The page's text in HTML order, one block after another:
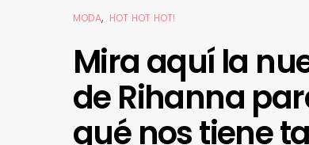
MODA HOT HOT HOT!
Mira aquí la
de Rihanna
qué nos tiene